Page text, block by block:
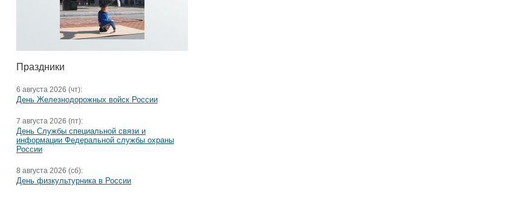
Праздники
6 августа 2026 (чт):
День Железнодорожных войск России
7 августа 2026 (пт):
День Службы специальной связи и
информации Федеральной службы охраны
России
8 августа 2026 (сб):
День физкультурника в России